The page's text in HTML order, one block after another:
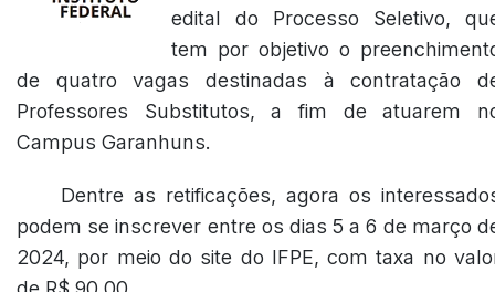
edital do Processo Seletivo,
tem por objetivo o
de quatro vagas destinadas à contratação
Professores Substitutos, a fim de atuarem
Campus Garanhuns.
Dentre as retificações, agora os
podem se inscrever entre os dias 5 a 6 de março
2024, por meio do site do IFPE, com taxa no